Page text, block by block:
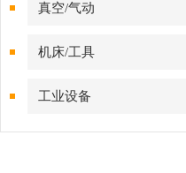
真空/气动
机床/工具
工业设备